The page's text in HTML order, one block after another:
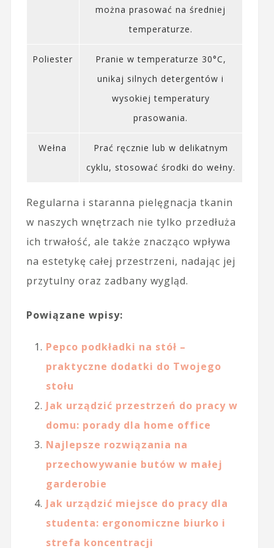
można prasować na średniej
temperaturze.
Poliester
Pranie w temperaturze 30°C,
unikaj silnych detergentów i
wysokiej temperatury
prasowania.
Wełna
Prać ręcznie lub w delikatnym
cyklu, stosować środki do wełny.
Regularna i staranna pielęgnacja tkanin
w naszych wnętrzach nie tylko przedłuża
ich trwałość, ale także znacząco wpływa
na estetykę całej przestrzeni, nadając jej
przytulny oraz zadbany wygląd.
Powiązane wpisy:
Pepco podkładki na stół –
praktyczne dodatki do Twojego
stołu
Jak urządzić przestrzeń do pracy w
domu: porady dla home office
Najlepsze rozwiązania na
przechowywanie butów w małej
garderobie
Jak urządzić miejsce do pracy dla
studenta: ergonomiczne biurko i
strefa koncentracji